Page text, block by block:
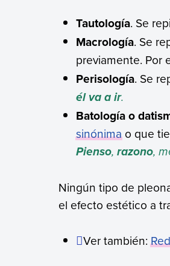
Tautología. Se
Macrología. Se
previamente. Por
Perisología. Se
él va a ir.
Batología o
sinónimao que
Pienso,razono,
Ningún tipo de
el efecto estético a
Ver también: